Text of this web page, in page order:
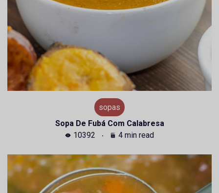
sopas
Sopa De Fubá Com Calabresa
10392
4 min read